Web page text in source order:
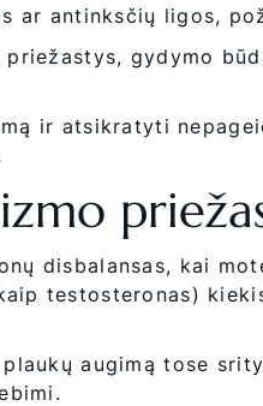
ar antinksčių ligos,
gydymo
ir atsikratyti
disbalansas, kai
testosteronas)
augimą tose